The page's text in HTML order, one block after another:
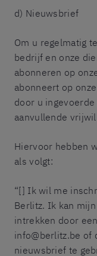
d) Nieuwsbrief
Om u regelmatig
bedrijf en onze
abonneren op
abonneert op
door u
aanvullende
Hiervoor hebben
als volgt:
“[] Ik wil me
Berlitz. Ik kan
intrekken door
info@berlitz.be of
nieuwsbrief te